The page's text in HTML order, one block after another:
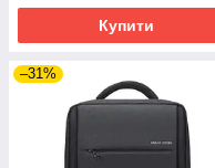
Купити
–31%